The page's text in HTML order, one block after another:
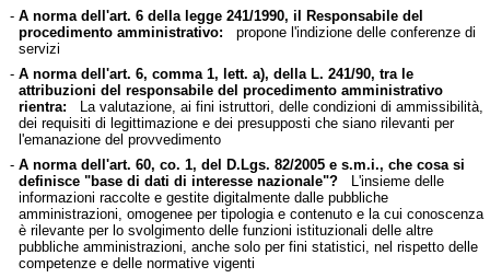
- A norma dell'art. 6 della legge 241/1990, il Responsabile del
procedimento amministrativo: propone l'indizione delle conferenze di
servizi
- A norma dell'art. 6, comma 1, lett. a), della L. 241/90, tra le
attribuzioni del responsabile del procedimento amministrativo
rientra: La valutazione, ai fini istruttori, delle condizioni di ammissibilità,
dei requisiti di legittimazione e dei presupposti che siano rilevanti per
l'emanazione del provvedimento
- A norma dell'art. 60, co. 1, del D.Lgs. 82/2005 e s.m.i., che cosa si
definisce "base di dati di interesse nazionale"?L'insieme delle
informazioni raccolte e gestite digitalmente dalle pubbliche
amministrazioni, omogenee per tipologia e contenuto e la cui conoscenza
è rilevante per lo svolgimento delle funzioni istituzionali delle altre
pubbliche amministrazioni, anche solo per fini statistici, nel rispetto delle
competenze e delle normative vigenti